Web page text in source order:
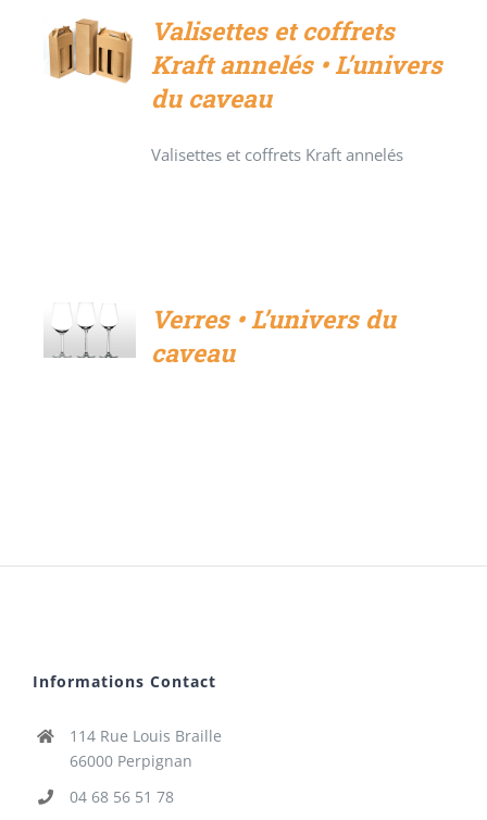
DÉTAILS
Valisettes et coffrets
Kraft annelés • L’univers
du caveau
Valisettes et coffrets Kraft annelés
DÉTAILS
Verres • L’univers du
caveau
Informations Contact
114 Rue Louis Braille
66000 Perpignan
04 68 56 51 78